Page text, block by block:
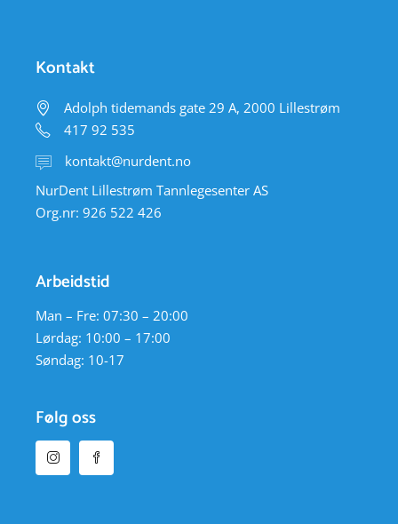
Kontakt
Adolph tidemands gate 29 A, 2000 Lillestrøm
417 92 535
kontakt@nurdent.no
NurDent Lillestrøm Tannlegesenter AS
Org.nr: 926 522 426
Arbeidstid
Man – Fre: 07:30 – 20:00
Lørdag: 10:00 – 17:00
Søndag: 10-17
Følg oss